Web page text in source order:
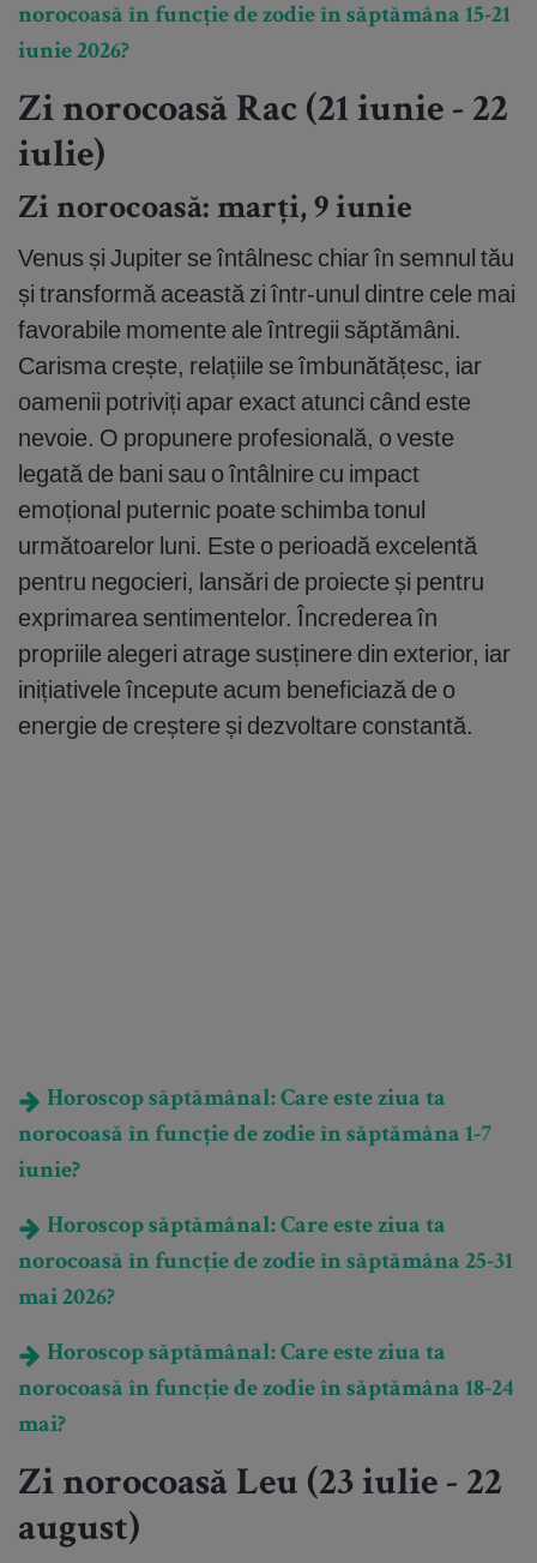
norocoasă în funcție de zodie în săptămâna 15-21
iunie 2026?
Zi norocoasă Rac (21 iunie - 22
iulie)
Zi norocoasă: marți, 9 iunie
Venus și Jupiter se întâlnesc chiar în semnul tău
și transformă această zi într-unul dintre cele mai
favorabile momente ale întregii săptămâni.
Carisma crește, relațiile se îmbunătățesc, iar
oamenii potriviți apar exact atunci când este
nevoie. O propunere profesională, o veste
legată de bani sau o întâlnire cu impact
emoțional puternic poate schimba tonul
următoarelor luni. Este o perioadă excelentă
pentru negocieri, lansări de proiecte și pentru
exprimarea sentimentelor. Încrederea în
propriile alegeri atrage susținere din exterior, iar
inițiativele începute acum beneficiază de o
energie de creștere și dezvoltare constantă.
Horoscop săptămânal: Care este ziua ta
norocoasă în funcție de zodie în săptămâna 1-7
iunie?
Horoscop săptămânal: Care este ziua ta
norocoasă în funcție de zodie în săptămâna 25-31
mai 2026?
Horoscop săptămânal: Care este ziua ta
norocoasă în funcție de zodie în săptămâna 18-24
mai?
Zi norocoasă Leu (23 iulie - 22
august)